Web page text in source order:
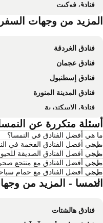
فنادق فوكيت
فنادق إمارة أبو ظبي
من وجهات السفر
فنادق الغردقة
فنادق عجمان
فنادق إسطنبول
فنادق المدينة المنورة
فنادق الإسكندرية
فنادق بانكوك
فنادق مسقط
فنادق العقة
فنادق الدوحة
فنادق أبها
فنادق بالي
متكررة عن النمسا
هي أفضل الفنادق في النمسا؟
هي أفضل الفنادق الفخمة في
هي أفضل الفنادق الصديقة
هي أفضل الفنادق مع منتجع
هي أفضل الفنادق مع حمام
- المزيد من
فنادق هالشتات